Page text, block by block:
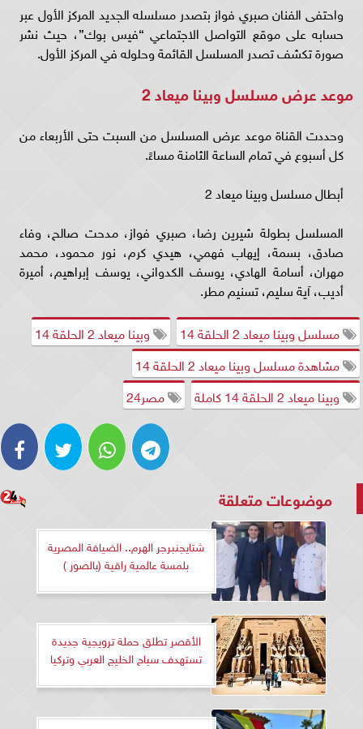
واحتفى الفنان صبري فواز بتصدر مسلسله الجديد المركز الأول عبر
حسابه على موقع التواصل الاجتماعي “فيس بوك”، حيث نشر
صورة تكشف تصدر المسلسل القائمة وحلوله في المركز الأول.
موعد عرض مسلسل وبينا ميعاد 2
وحددت القناة موعد عرض المسلسل من السبت حتى الأربعاء من
كل أسبوع في تمام الساعة الثامنة مساءً.
أبطال مسلسل وبينا ميعاد 2
المسلسل بطولة شيرين رضا، صبري فواز، مدحت صالح، وفاء
صادق، بسمة، إيهاب فهمي، هيدي كرم، نور محمود، محمد
مهران، أسامة الهادي، يوسف الكدواني، يوسف إبراهيم، أميرة
أديب، آية سليم، تسنيم مطر.
مسلسل وبينا ميعاد 2 الحلقة 14
وبينا ميعاد 2 الحلقة 14
مشاهدة مسلسل وبينا ميعاد 2 الحلقة 14
وبينا ميعاد 2 الحلقة 14 كاملة
مصر24
موضوعات متعلقة
شتايجنبرجر الهرم.. الضيافة المصرية
بلمسة عالمية راقية (بالصور )
الأقصر تطلق حملة ترويجية جديدة
تستهدف سياح الخليج العربي وتركيا